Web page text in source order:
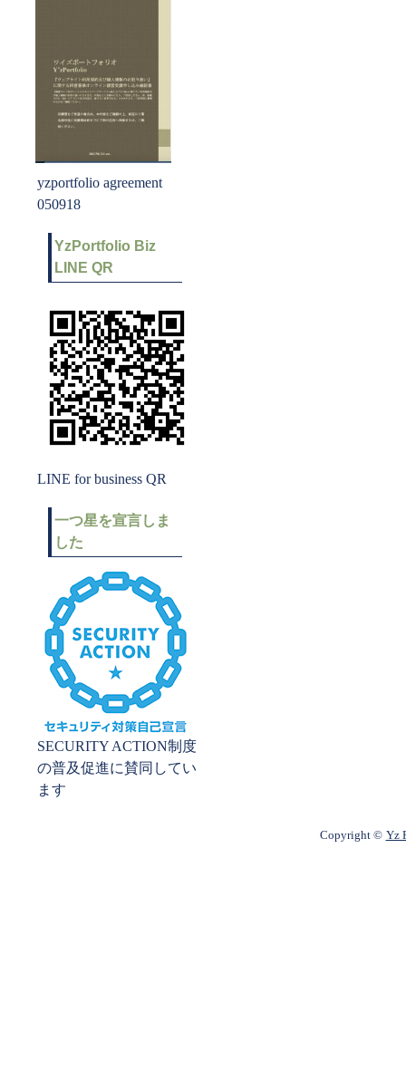
yzportfolio agreement
050918
YzPortfolio Biz
LINE QR
LINE for business QR
一つ星を宣言しま
した
SECURITY ACTION制度
の普及促進に賛同してい
ます
Copyright © Yz